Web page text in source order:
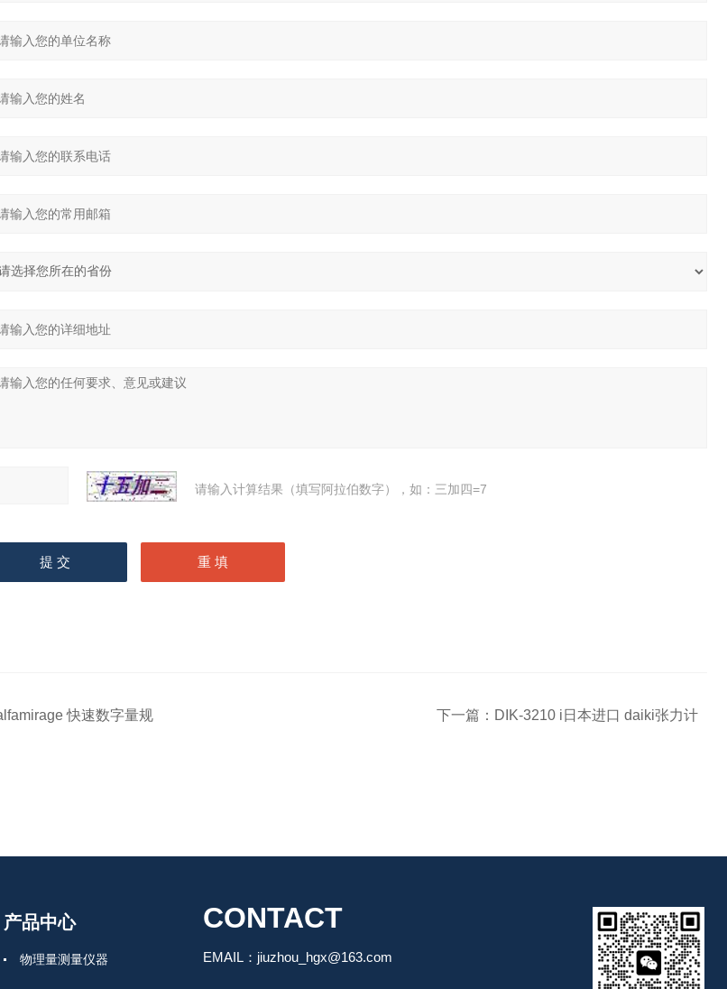
请输入计算结果（填写阿拉伯数字），如：三加四=7
快速数字量规 下一篇： DIK-3210 i日本进口 daiki张力计
产品中心
物理量测量仪器
CONTACT
EMAIL：jiuzhou_hgx@163.com